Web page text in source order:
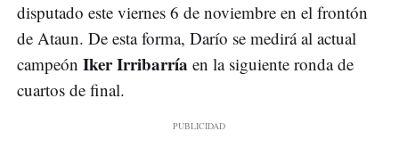
disputado este viernes 6 de noviembre en el frontón
de Ataun. De esta forma, Darío se medirá al actual
campeón Iker Irribarría en la siguiente ronda de
cuartos de final.